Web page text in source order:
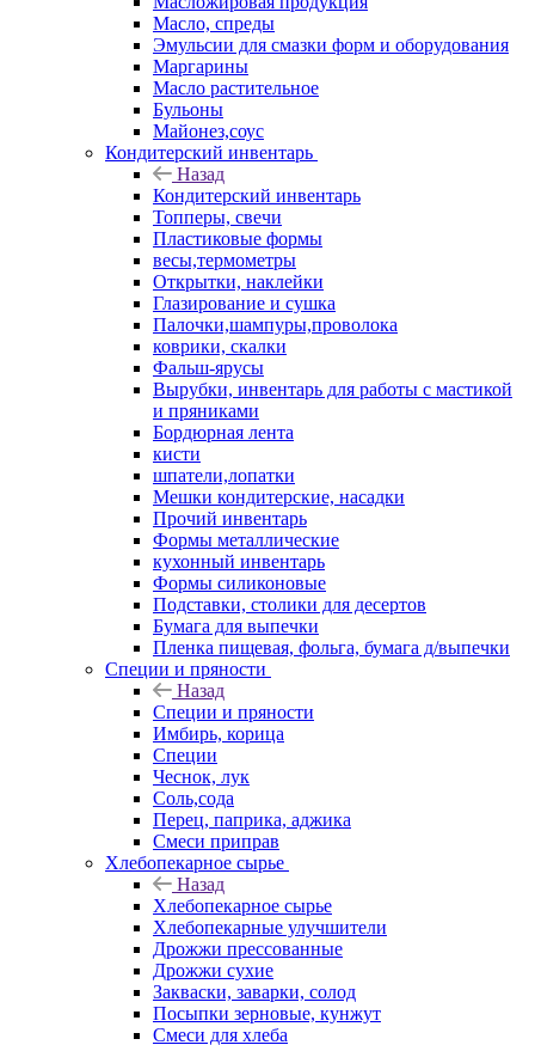
Масло, спреды
Эмульсии для смазки форм и оборудования
Маргарины
Масло растительное
Бульоны
Майонез,соус
Кондитерский инвентарь
Назад
Кондитерский инвентарь
Топперы, свечи
Пластиковые формы
весы,термометры
Открытки, наклейки
Глазирование и сушка
Палочки,шампуры,проволока
коврики, скалки
Фальш-ярусы
Вырубки, инвентарь для работы с мастикой
и пряниками
Бордюрная лента
кисти
шпатели,лопатки
Мешки кондитерские, насадки
Прочий инвентарь
Формы металлические
кухонный инвентарь
Формы силиконовые
Подставки, столики для десертов
Бумага для выпечки
Пленка пищевая, фольга, бумага д/выпечки
Специи и пряности
Назад
Специи и пряности
Имбирь, корица
Специи
Чеснок, лук
Соль,сода
Перец, паприка, аджика
Смеси приправ
Хлебопекарное сырье
Назад
Хлебопекарное сырье
Хлебопекарные улучшители
Дрожжи прессованные
Дрожжи сухие
Закваски, заварки, солод
Посыпки зерновые, кунжут
Смеси для хлеба